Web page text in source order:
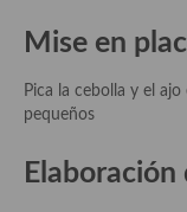
Recetas de
Recetas maridadas
Resumen tematicos
Mise en
Pica la cebolla y el
pequeños